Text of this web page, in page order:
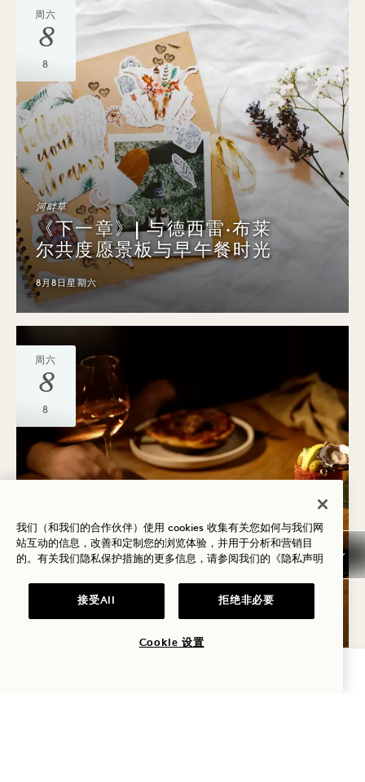
周六
8
8
河畔草
《下一章》| 与德西雷·布莱
尔共度愿景板与早午餐时光
8月8日星期六
周六
8
8
周末早午餐
我们（和我们的合作伙伴）使用 cookies 收集有关您如何与我们网
站互动的信息，改善和定制您的浏览体验，并用于分析和营销目
的。有关我们隐私保护措施的更多信息，请参阅我们的 《隐私声明
接受All 拒绝非必要
Cookie 设置